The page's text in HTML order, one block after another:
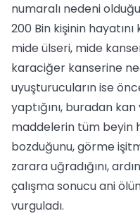
numaralı nedeni
200 Bin kişinin
mide ülseri, mide
karaciğer kanserine
uyuşturucuların ise
yaptığını, buradan
maddelerin tüm beyin
bozduğunu, görme
zarara uğradığını,
çalışma sonucu ani
vurguladı.